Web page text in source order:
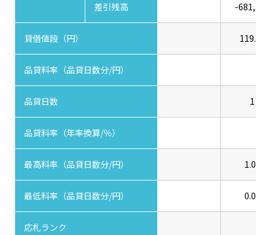
差引残高 -681,200
貸借値段（円） 119.00
品貸料率（品貸日数分/円）
品貸日数 1
品貸料率（年率換算/％）
最高料率（品貸日数分/円） 1.00
最低料率（品貸日数分/円） 0.00
応札ランク